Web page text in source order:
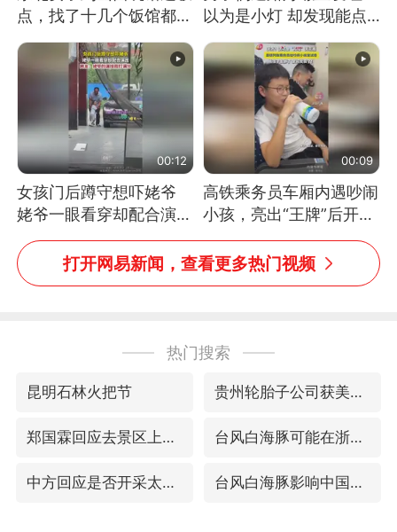
点，找了十几个饭馆都没
开门：午休到几点
以为是小灯 却发现能点
燃香烟 当事人：已报警
处理
00:12
女孩门后蹲守想吓姥爷
姥爷一眼看穿却配合演出
网友：姥爷的演技我打满
分
00:09
高铁乘务员车厢内遇吵闹
小孩，亮出“王牌”后开启
一键静音
打开网易新闻，查看更多热门视频
热门搜索
昆明石林火把节 贵州轮胎子公司获美国退税8136万
郑国霖回应去景区上班被保安拦下 台风白海豚可能在浙闽沿海登陆
中方回应是否开采太平洋海底稀土资源 台风白海豚影响中国已成定局